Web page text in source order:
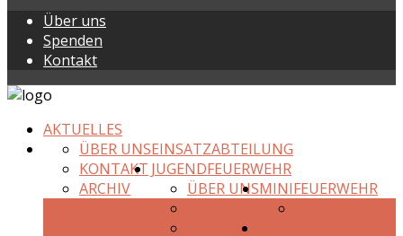
Über uns
Spenden
Kontakt
AKTUELLES
EINSATZABTEILUNG
ÜBER UNS
KONTAKT
ARCHIV
JUGENDFEUERWEHR
ÜBER UNSMINIFEUERWEHR